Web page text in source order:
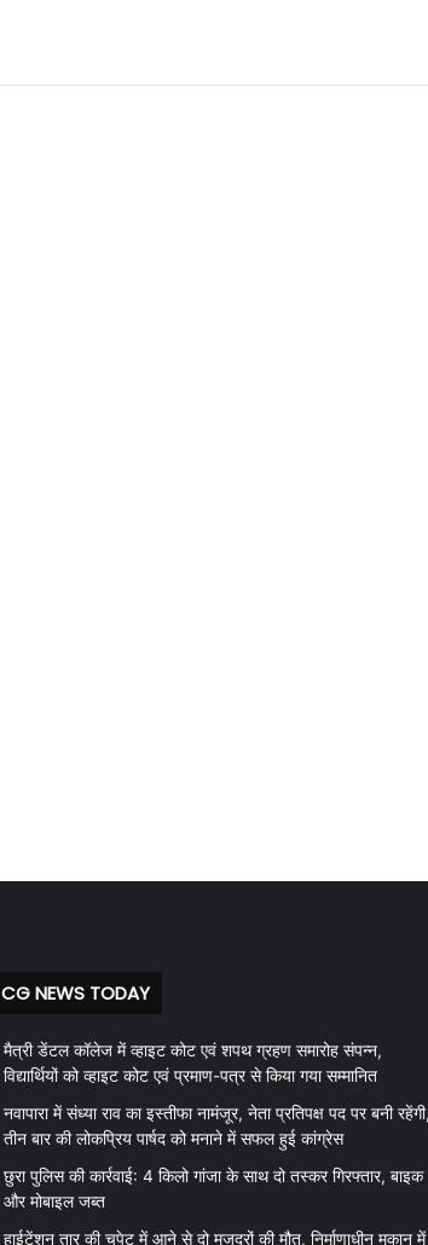
CG NEWS TODAY
मैत्री डेंटल कॉलेज में व्हाइट कोट एवं शपथ ग्रहण समारोह संपन्न,
विद्यार्थियों को व्हाइट कोट एवं प्रमाण-पत्र से किया गया सम्मानित
नवापारा में संध्या राव का इस्तीफा नामंजूर, नेता प्रतिपक्ष पद पर बनी रहेंगी,
तीन बार की लोकप्रिय पार्षद को मनाने में सफल हुई कांग्रेस
छुरा पुलिस की कार्रवाई: 4 किलो गांजा के साथ दो तस्कर गिरफ्तार, बाइक
और मोबाइल जब्त
हाईटेंशन तार की चपेट में आने से दो मजदूरों की मौत, निर्माणाधीन मकान में